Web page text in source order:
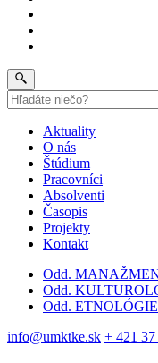
Aktuality
O nás
Štúdium
Pracovníci
Absolventi
Časopis
Projekty
Kontakt
Odd.
Odd.
Odd. ETNOLÓGIE
info@umktke.sk + 421 37